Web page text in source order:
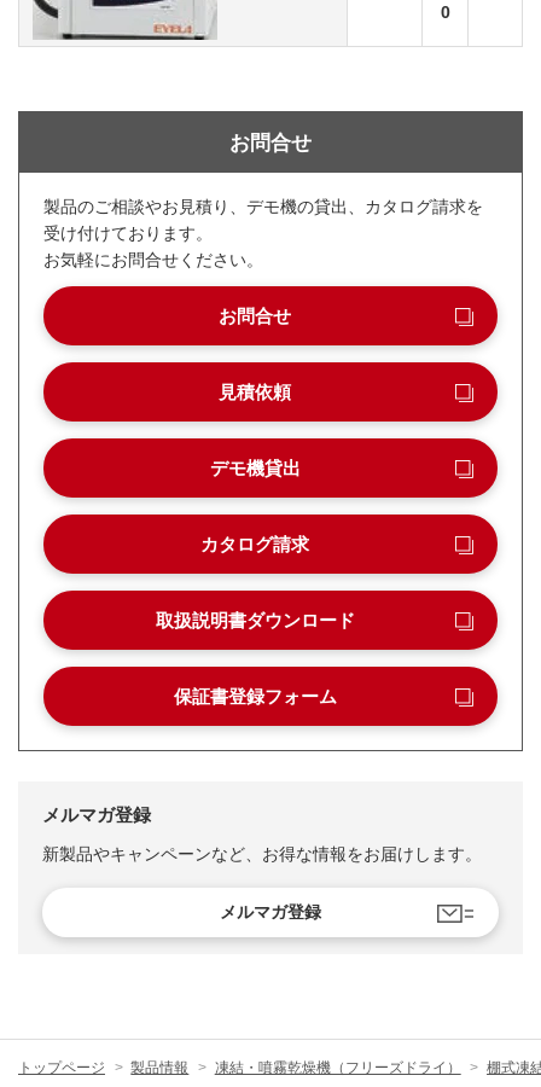
0
お問合せ
製品のご相談やお見積り、デモ機の貸出、カタログ請求を
受け付けております。
お気軽にお問合せください。
お問合せ
見積依頼
デモ機貸出
カタログ請求
取扱説明書ダウンロード
保証書登録フォーム
メルマガ登録
新製品やキャンペーンなど、お得な情報をお届けします。
メルマガ登録
トップページ 製品情報 凍結・噴霧乾燥機（フリーズドライ） 棚式凍